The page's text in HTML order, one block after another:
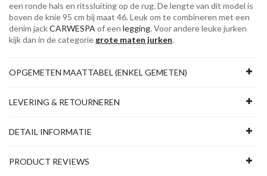
een ronde hals en ritssluiting op de rug. De lengte van dit model is
boven de knie 95 cm bij maat 46. Leuk om te combineren met een
denim jackCARWESPA of een legging. Voor andere leuke jurken
kijk dan in de categorie grote maten jurken.
OPGEMETEN MAATTABEL (ENKEL GEMETEN)
LEVERING & RETOURNEREN
DETAIL INFORMATIE
PRODUCT REVIEWS